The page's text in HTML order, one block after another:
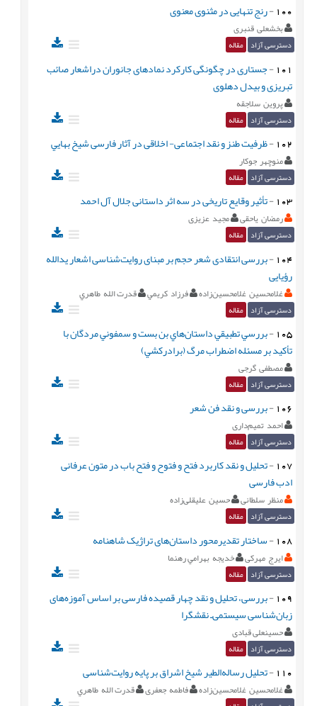
100
-رنج تنهایی در مثنوی معنوی
بخشعلی قنبری
دسترسی آزاد مقاله
101
-جستاری در چگونگی کارکرد نمادهای جانوران دراشعار صائب
تبریزی و بیدل دهلوی
پروین سلاجقه
دسترسی آزاد مقاله
102
-ظرفيت طنز و نقد اجتماعی- اخلاقی در آثار فارسی شيخ بهايي
منوچهر جوكار
دسترسی آزاد مقاله
103
-تأثیر وقایع تاریخی در سه اثر داستانی جلال آل احمد
رمضان یاحقی مجید عزیزی
دسترسی آزاد مقاله
104
-بررسی انتقادی شعر حجم بر مبنای روایت‌شناسی اشعار یدالله
رؤیایی
غلامحسين غلامحسين‌زاده فرزاد كريمي قدرت‌ الله طاهري
دسترسی آزاد مقاله
105
-بررسي تطبيقي داستان‌هاي بن بست و سمفوني مردگان با
تأكيد بر مسئله اضطراب مرگ (برادركشي)
مصطفی گرجی
دسترسی آزاد مقاله
106
-بررسی و نقد فن شعر
احمد تمیم‌داری
دسترسی آزاد مقاله
107
-تحلیل و نقد کاربرد فتح و فتوح و فتح باب در متون عرفانی
ادب فارسی
منظر سلطانی حسین علیقلی‌زاده
دسترسی آزاد مقاله
108
-ساختار تقدیرمحور داستان‌های تراژیک شاهنامه
ایرج مهرکی خديجه بهرامي رهنما
دسترسی آزاد مقاله
109
-بررسی، تحلیل و نقد چهار قصیده فارسی بر اساس آموزه‌های
زبان‌شناسی سیستمی‌ـ نقشگرا
حسینعلی قبادی
دسترسی آزاد مقاله
110
-تحلیل رساله‌الطیر شیخ اشراق بر پایه روایت‌شناسی
غلامحسين غلامحسين‌زاده فاطمه جعفری قدرت‌ الله طاهري